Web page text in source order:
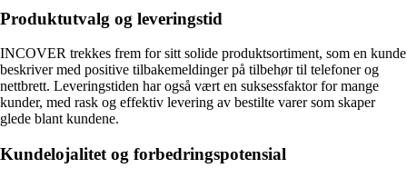
Produktutvalg og leveringstid
INCOVER trekkes frem for sitt solide produktsortiment, som en kunde
beskriver med positive tilbakemeldinger på tilbehør til telefoner og
nettbrett. Leveringstiden har også vært en suksessfaktor for mange
kunder, med rask og effektiv levering av bestilte varer som skaper
glede blant kundene.
Kundelojalitet og forbedringspotensial